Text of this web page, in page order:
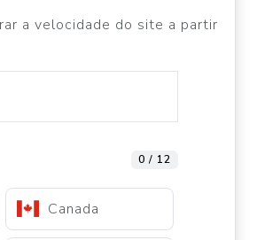
a velocidade do site a partir
0 / 12
Canada